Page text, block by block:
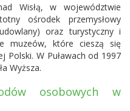
Wisłą, w województwie
ośrodek przemysłowy
oraz turystyczny i
muzeów, które cieszą się
Polski. W Puławach od 1997
Wyższa.
osobowych w